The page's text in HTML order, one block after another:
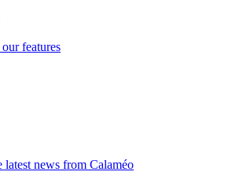
features
latest news from Calaméo